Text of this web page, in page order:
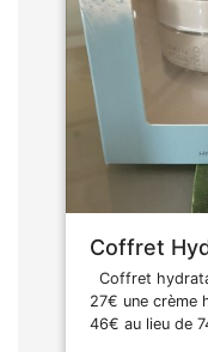
Coffret
Coffret
27€ une
46€ au lieu de